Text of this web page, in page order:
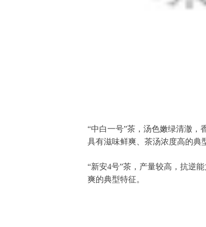
“中白一号”茶，汤色嫩绿清澈，
具有滋味鲜爽、茶汤浓度高的典
“新安4号”茶，产量较高，抗逆
爽的典型特征。